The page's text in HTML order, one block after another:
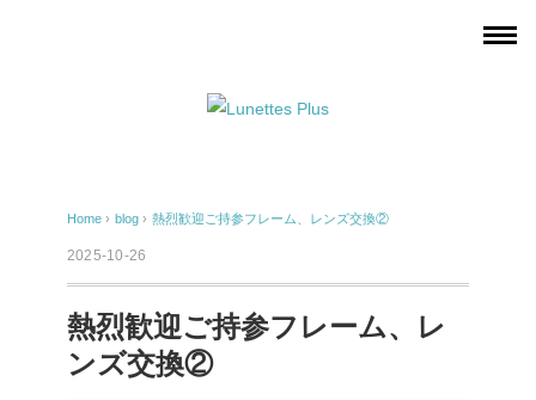
Home › blog › 熱烈歓迎ご持参フレーム、レンズ交換②
2025-10-26
熱烈歓迎ご持参フレーム、レ
ンズ交換②